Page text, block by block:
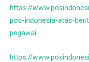
https://
pos-indonesia-atas-
pegawai
https://